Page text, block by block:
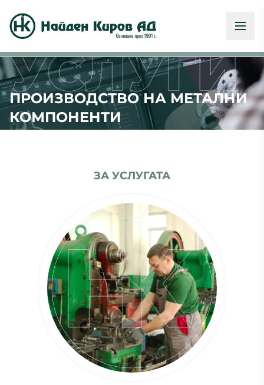
ПРОИЗВОДСТВО НА МЕТАЛНИ
КОМПОНЕНТИ
ЗА УСЛУГАТА